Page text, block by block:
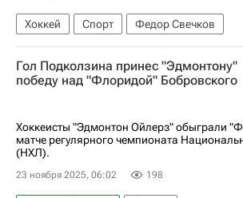
Хоккей Спорт
Федор Свечков
Эй Джей Грир
Эван Родригес
Йеспер Боквист
Нэшвилл Предаторз
Национальная хоккейная лига (НХЛ)
Гол Подколзина принес "Эдмонтону"
победу над "Флоридой" Бобровского
Хоккеисты "Эдмонтон Ойлерз" обыграли
матче регулярного чемпионата
(НХЛ).
23 ноября 2025, 06:02 198